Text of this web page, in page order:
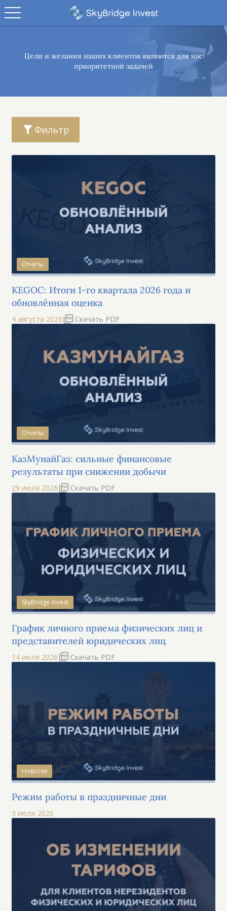
Цели и желания наших клиентов являются для нас
приоритетной задачей
Фильтр
Отчеты
KEGOC: Итоги 1-го квартала 2026 года и
обновлённая оценка
4 августа 2026 Скачать PDF
Отчеты
КазМунайГаз: сильные финансовые
результаты при снижении добычи
29 июля 2026 Скачать PDF
SkyBridge Invest
График личного приема физических лиц и
представителей юридических лиц
14 июля 2026 Скачать PDF
Новости
Режим работы в праздничные дни
3 июля 2026